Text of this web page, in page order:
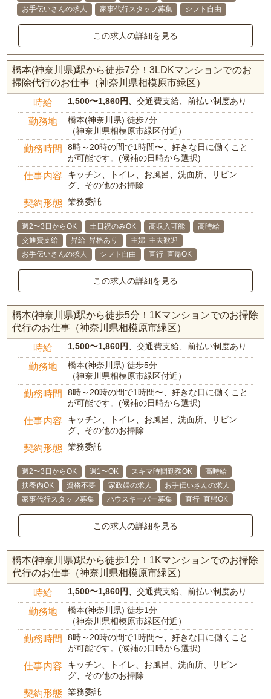
お手伝いさんの求人
家事代行スタッフ募集 シフト自由
この求人の詳細を見る
橋本(神奈川県)駅から徒歩7分！3LDKマンションでのお
掃除代行のお仕事（神奈川県相模原市緑区）
時給 1,500〜1,860円 、交通費支給、前払い制度あり
勤務地
橋本(神奈川県) 徒歩7分
（神奈川県相模原市緑区付近）
勤務時間
8時～20時の間で1時間〜、好きな日に働くこと
が可能です。(候補の日時から選択)
仕事内容
キッチン、トイレ、お風呂、洗面所、リビン
グ、その他のお掃除
契約形態 業務委託
週2〜3日からOK 土日祝のみOK 高収入可能
高時給
交通費支給
昇給･昇格あり
主婦･主夫歓迎
お手伝いさんの求人
シフト自由 直行･直帰OK
この求人の詳細を見る
橋本(神奈川県)駅から徒歩5分！1Kマンションでのお掃除
代行のお仕事（神奈川県相模原市緑区）
時給 1,500〜1,860円 、交通費支給、前払い制度あり
勤務地
橋本(神奈川県) 徒歩5分
（神奈川県相模原市緑区付近）
勤務時間
8時～20時の間で1時間〜、好きな日に働くこと
が可能です。(候補の日時から選択)
仕事内容
キッチン、トイレ、お風呂、洗面所、リビン
グ、その他のお掃除
契約形態 業務委託
週2〜3日からOK 週1〜OK スキマ時間勤務OK
高時給
扶養内OK
資格不要 家政婦の求人
お手伝いさんの求人
家事代行スタッフ募集
ハウスキーパー募集 直行･直帰OK
この求人の詳細を見る
橋本(神奈川県)駅から徒歩1分！1Kマンションでのお掃除
代行のお仕事（神奈川県相模原市緑区）
時給 1,500〜1,860円 、交通費支給、前払い制度あり
勤務地
橋本(神奈川県) 徒歩1分
（神奈川県相模原市緑区付近）
勤務時間
8時～20時の間で1時間〜、好きな日に働くこと
が可能です。(候補の日時から選択)
仕事内容
キッチン、トイレ、お風呂、洗面所、リビン
グ、その他のお掃除
契約形態 業務委託